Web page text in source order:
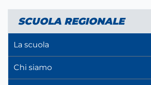
SCUOLA REGIONALE
La scuola
Chi siamo